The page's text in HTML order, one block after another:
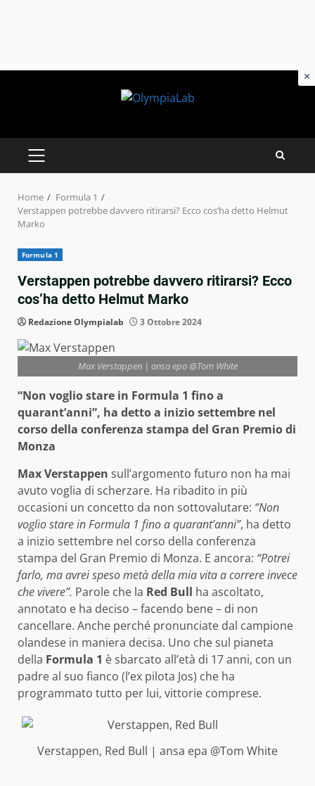
PRIMARY
MENU
Home
Formula 1
Verstappen potrebbe davvero ritirarsi? Ecco cos’ha detto Helmut
Marko
Formula 1
Verstappen potrebbe davvero ritirarsi? Ecco
cos’ha detto Helmut Marko
Redazione Olympialab 3 Ottobre 2024
Max Verstappen | ansa epa @Tom White
“Non voglio stare in Formula 1 fino a
quarant’anni”, ha detto a inizio settembre nel
corso della conferenza stampa del Gran Premio di
Monza
Max Verstappen sull’argomento futuro non ha mai
avuto voglia di scherzare. Ha ribadito in più
occasioni un concetto da non sottovalutare: “Non
voglio stare in Formula 1 fino a quarant’anni”, ha detto
a inizio settembre nel corso della conferenza
stampa del Gran Premio di Monza. E ancora: “Potrei
farlo, ma avrei speso metà della mia vita a correre invece
che vivere”. Parole che la Red Bull ha ascoltato,
annotato e ha deciso – facendo bene – di non
cancellare. Anche perché pronunciate dal campione
olandese in maniera decisa. Uno che sul pianeta
della Formula 1 è sbarcato all’età di 17 anni, con un
padre al suo fianco (l’ex pilota Jos) che ha
programmato tutto per lui, vittorie comprese.
Verstappen, Red Bull | ansa epa @Tom White
×